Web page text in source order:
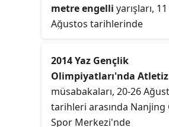
metre engelli yarışları,
Ağustos tarihlerinde
2014 Yaz Gençlik
Olimpiyatları'nda
müsabakaları, 20-26
tarihleri arasında
Spor Merkezi'nde